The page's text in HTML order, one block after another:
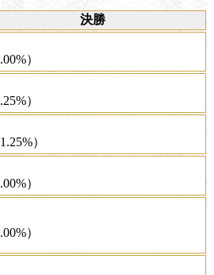
決勝
）
）
）
）
）